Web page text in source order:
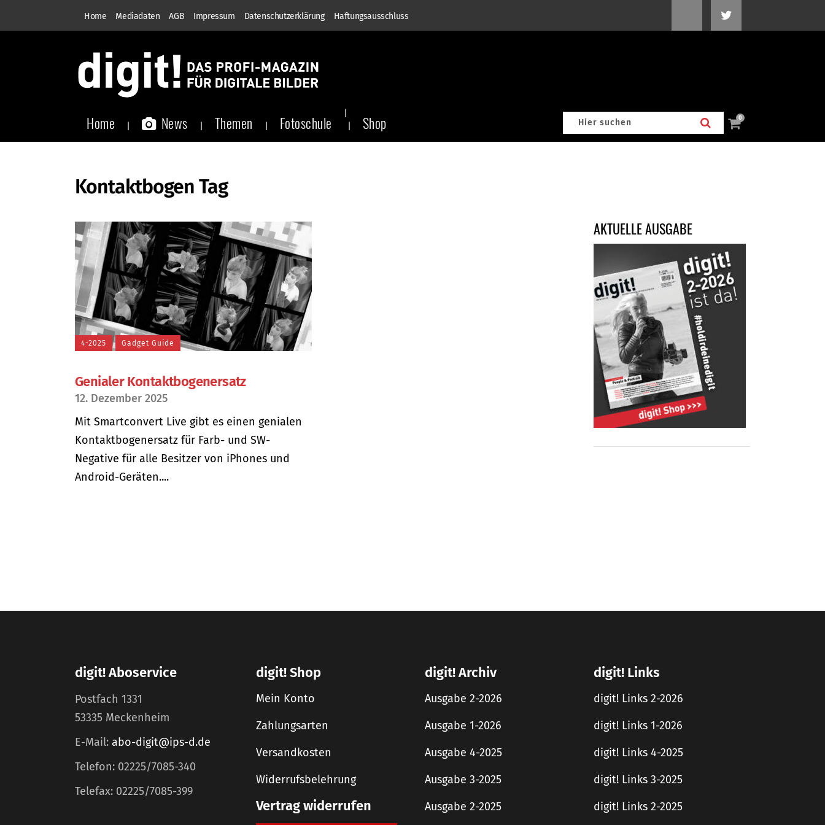
Home Mediadaten AGB Impressum Datenschutzerklärung Haftungsausschluss
Home News Themen Fotoschule Shop 0
Kontaktbogen Tag
4-2025 Gadget Guide
Genialer Kontaktbogenersatz
12. Dezember 2025
Mit Smartconvert Live gibt es einen genialen
Kontaktbogenersatz für Farb- und SW-
Negative für alle Besitzer von iPhones und
Android-Geräten....
AKTUELLE AUSGABE
digit! Aboservice
Postfach 1331
53335 Meckenheim
E-Mail: abo-digit@ips-d.de
Telefon: 02225/7085-340
Telefax: 02225/7085-399
digit! Shop
Mein Konto
Zahlungsarten
Versandkosten
Widerrufsbelehrung
Vertrag widerrufen
digit! Archiv
Ausgabe 2-2026
Ausgabe 1-2026
Ausgabe 4-2025
Ausgabe 3-2025
Ausgabe 2-2025
digit! Links
digit! Links 2-2026
digit! Links 1-2026
digit! Links 4-2025
digit! Links 3-2025
digit! Links 2-2025